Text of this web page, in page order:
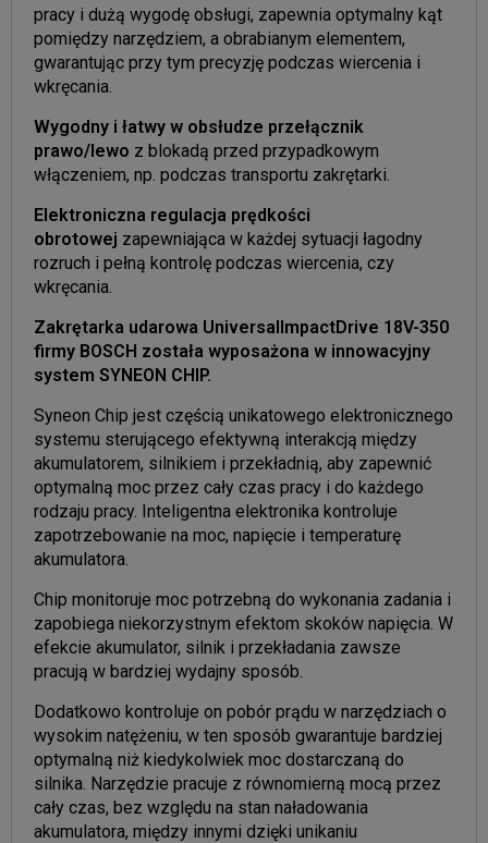
pracy i dużą wygodę obsługi, zapewnia optymalny kąt
pomiędzy narzędziem, a obrabianym elementem,
gwarantując przy tym precyzję podczas wiercenia i
wkręcania.
Wygodny i łatwy w obsłudze przełącznik
prawo/lewo z blokadą przed przypadkowym
włączeniem, np. podczas transportu zakrętarki.
Elektroniczna regulacja prędkości
obrotowej zapewniająca w każdej sytuacji łagodny
rozruch i pełną kontrolę podczas wiercenia, czy
wkręcania.
Zakrętarka udarowa UniversalImpactDrive 18V-350
firmy BOSCH została wyposażona w innowacyjny
system SYNEON CHIP.
Syneon Chip jest częścią unikatowego elektronicznego
systemu sterującego efektywną interakcją między
akumulatorem, silnikiem i przekładnią, aby zapewnić
optymalną moc przez cały czas pracy i do każdego
rodzaju pracy. Inteligentna elektronika kontroluje
zapotrzebowanie na moc, napięcie i temperaturę
akumulatora.
Chip monitoruje moc potrzebną do wykonania zadania i
zapobiega niekorzystnym efektom skoków napięcia. W
efekcie akumulator, silnik i przekładania zawsze
pracują w bardziej wydajny sposób.
Dodatkowo kontroluje on pobór prądu w narzędziach o
wysokim natężeniu, w ten sposób gwarantuje bardziej
optymalną niż kiedykolwiek moc dostarczaną do
silnika. Narzędzie pracuje z równomierną mocą przez
cały czas, bez względu na stan naładowania
akumulatora, między innymi dzięki unikaniu